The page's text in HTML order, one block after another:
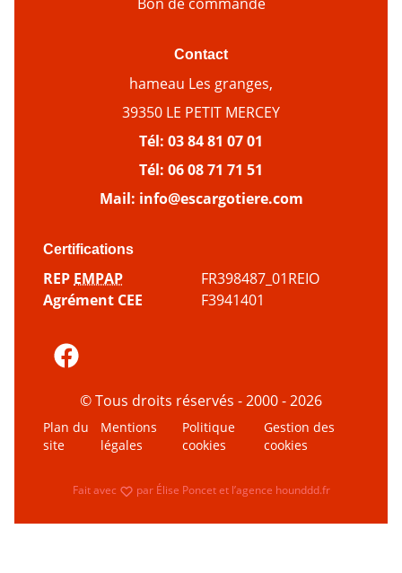
Contact
hameau Les granges,
39350 LE PETIT MERCEY
Tél: 03 84 81 07 01
Tél: 06 08 71 71 51
Mail: info@escargotiere.com
Certifications
REP EMPAP
FR398487_01REIO
Agrément CEE
F3941401
© Tous droits réservés - 2000 - 2026
Plan du
site
Mentions
légales
Politique
cookies
Gestion des
cookies
Fait avec amour
par Élise Poncetet l’agence hounddd.fr